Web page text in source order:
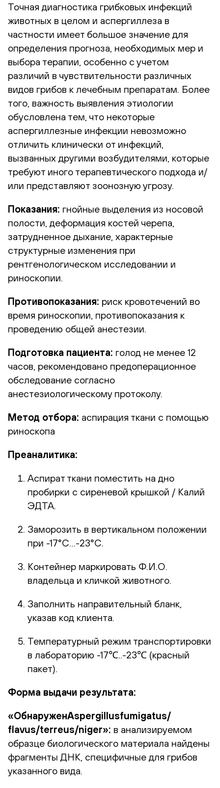
Точная диагностика грибковых инфекций
животных в целом и аспергиллеза в
частности имеет большое значение для
определения прогноза, необходимых мер и
выбора терапии, особенно с учетом
различий в чувствительности различных
видов грибов к лечебным препаратам. Более
того, важность выявления этиологии
обусловлена тем, что некоторые
аспергиллезные инфекции невозможно
отличить клинически от инфекций,
вызванных другими возбудителями, которые
требуют иного терапевтического подхода и/
или представляют зоонозную угрозу.
Показания: гнойные выделения из носовой
полости, деформация костей черепа,
затрудненное дыхание, характерные
структурные изменения при
рентгенологическом исследовании и
риноскопии.
Противопоказания: риск кровотечений во
время риноскопии, противопоказания к
проведению общей анестезии.
Подготовка пациента: голод не менее 12
часов, рекомендовано предоперационное
обследование согласно
анестезиологическому протоколу.
Метод отбора: аспирация ткани с помощью
риноскопа
Преаналитика:
Аспират ткани поместить на дно
пробирки с сиреневой крышкой / Калий
ЭДТА.
Заморозить в вертикальном положении
при -17°С…-23°С.
Контейнер маркировать Ф.И.О.
владельца и кличкой животного.
Заполнить направительный бланк,
указав код клиента.
Температурный режим транспортировки
в лабораторию -17℃..-23℃ (красный
пакет).
Форма выдачи результата:
«ОбнаруженAspergillusfumigatus/
flavus/terreus/niger»: в анализируемом
образце биологического материала найдены
фрагменты ДНК, специфичные для грибов
указанного вида.